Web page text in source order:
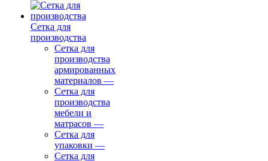
Сетка для
производства
Сетка для
производства
армированных
материалов —
Сетка для
производства
мебели и
матрасов —
Сетка для
упаковки —
Сетка для